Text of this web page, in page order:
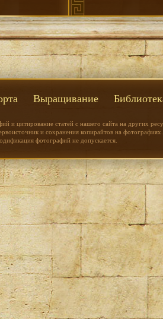
Выращивание
и цитирование статей с нашего сайта на других
и сохранения копирайтов на
фотографий не допускается.